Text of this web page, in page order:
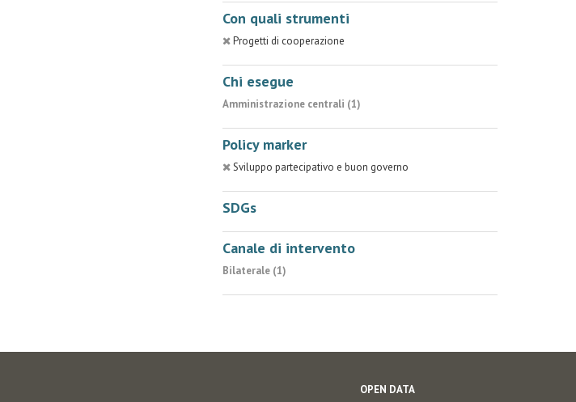
Con quali strumenti
Progetti di cooperazione
Chi esegue
Amministrazione centrali (1)
Policy marker
Sviluppo partecipativo e buon governo
SDGs
Canale di intervento
Bilaterale (1)
OPEN DATA